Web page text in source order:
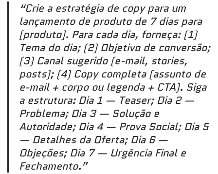
“Crie a estratégia de copy para um
lançamento de produto de 7 dias para
[produto]. Para cada dia, forneça: (1)
Tema do dia; (2) Objetivo de conversão;
(3) Canal sugerido (e-mail, stories,
posts); (4) Copy completa (assunto de
e-mail + corpo ou legenda + CTA). Siga
a estrutura: Dia 1 — Teaser; Dia 2 —
Problema; Dia 3 — Solução e
Autoridade; Dia 4 — Prova Social; Dia 5
— Detalhes da Oferta; Dia 6 —
Objeções; Dia 7 — Urgência Final e
Fechamento.”